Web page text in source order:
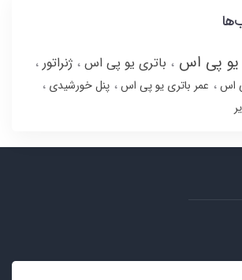
یو پی اس باتری یو پی اس ژنراتور
اس عمر باتری یو پی اس
پنل خورشیدی